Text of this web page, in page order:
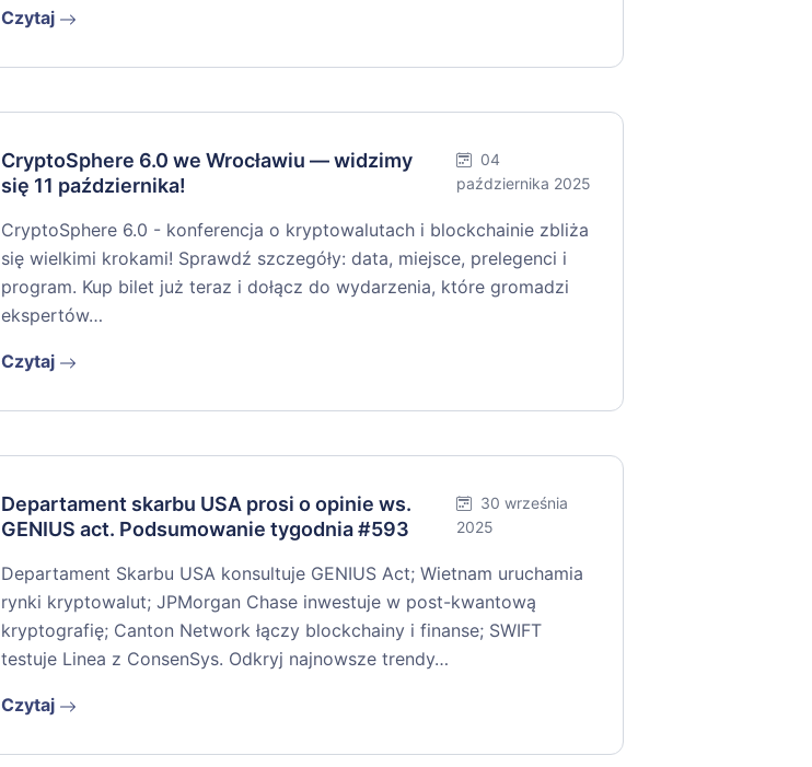
Czytaj
CryptoSphere 6.0 we Wrocławiu — widzimy
się 11 października!
04
października 2025
CryptoSphere 6.0 - konferencja o kryptowalutach i blockchainie zbliża
się wielkimi krokami! Sprawdź szczegóły: data, miejsce, prelegenci i
program. Kup bilet już teraz i dołącz do wydarzenia, które gromadzi
ekspertów…
Czytaj
Departament skarbu USA prosi o opinie ws.
GENIUS act. Podsumowanie tygodnia #593
30 września
2025
Departament Skarbu USA konsultuje GENIUS Act; Wietnam uruchamia
rynki kryptowalut; JPMorgan Chase inwestuje w post-kwantową
kryptografię; Canton Network łączy blockchainy i finanse; SWIFT
testuje Linea z ConsenSys. Odkryj najnowsze trendy…
Czytaj